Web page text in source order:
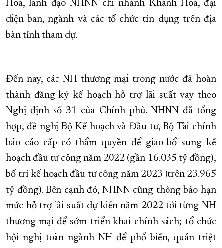
Hòa, lãnh đạo NHNN chi nhánh Khánh Hòa, đại
diện ban, ngành và các tổ chức tín dụng trên địa
bàn tỉnh tham dự.
Đến nay, các NH thương mại trong nước đã hoàn
thành đăng ký kế hoạch hỗ trợ lãi suất vay theo
Nghị định số 31 của Chính phủ. NHNN đã tổng
hợp, đề nghị Bộ Kế hoạch và Đầu tư, Bộ Tài chính
báo cáo cấp có thẩm quyền để giao bổ sung kế
hoạch đầu tư công năm 2022 (gần 16.035 tỷ đồng),
bố trí kế hoạch đầu tư công năm 2023 (trên 23.965
tỷ đồng). Bên cạnh đó, NHNN cũng thông báo hạn
mức hỗ trợ lãi suất dự kiến năm 2022 tới từng NH
thương mại để sớm triển khai chính sách; tổ chức
hội nghị toàn ngành NH để phổ biến, quán triệt